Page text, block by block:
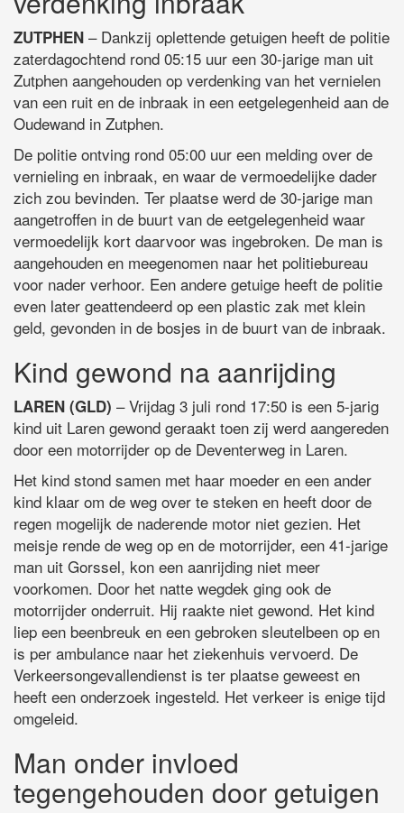
ZUTPHEN – Dankzij oplettende getuigen heeft de politie
zaterdagochtend rond 05:15 uur een 30-jarige man uit
Zutphen aangehouden op verdenking van het vernielen
van een ruit en de inbraak in een eetgelegenheid aan de
Oudewand in Zutphen.
De politie ontving rond 05:00 uur een melding over de
vernieling en inbraak, en waar de vermoedelijke dader
zich zou bevinden. Ter plaatse werd de 30-jarige man
aangetroffen in de buurt van de eetgelegenheid waar
vermoedelijk kort daarvoor was ingebroken. De man is
aangehouden en meegenomen naar het politiebureau
voor nader verhoor. Een andere getuige heeft de politie
even later geattendeerd op een plastic zak met klein
geld, gevonden in de bosjes in de buurt van de inbraak.
Kind gewond na aanrijding
LAREN (GLD) – Vrijdag 3 juli rond 17:50 is een 5-jarig
kind uit Laren gewond geraakt toen zij werd aangereden
door een motorrijder op de Deventerweg in Laren.
Het kind stond samen met haar moeder en een ander
kind klaar om de weg over te steken en heeft door de
regen mogelijk de naderende motor niet gezien. Het
meisje rende de weg op en de motorrijder, een 41-jarige
man uit Gorssel, kon een aanrijding niet meer
voorkomen. Door het natte wegdek ging ook de
motorrijder onderruit. Hij raakte niet gewond. Het kind
liep een beenbreuk en een gebroken sleutelbeen op en
is per ambulance naar het ziekenhuis vervoerd. De
Verkeersongevallendienst is ter plaatse geweest en
heeft een onderzoek ingesteld. Het verkeer is enige tijd
omgeleid.
Man onder invloed
tegengehouden door getuigen